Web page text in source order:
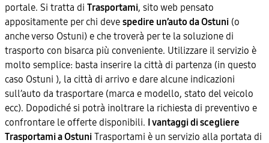
portale. Si tratta di Trasportami, sito web pensato
appositamente per chi deve spedire un’auto da Ostuni (o
anche verso Ostuni) e che troverà per te la soluzione di
trasporto con bisarca più conveniente. Utilizzare il servizio è
molto semplice: basta inserire la città di partenza (in questo
caso Ostuni ), la città di arrivo e dare alcune indicazioni
sull’auto da trasportare (marca e modello, stato del veicolo
ecc). Dopodiché si potrà inoltrare la richiesta di preventivo e
confrontare le offerte disponibili. I vantaggi di scegliere
Trasportami a Ostuni Trasportami è un servizio alla portata di